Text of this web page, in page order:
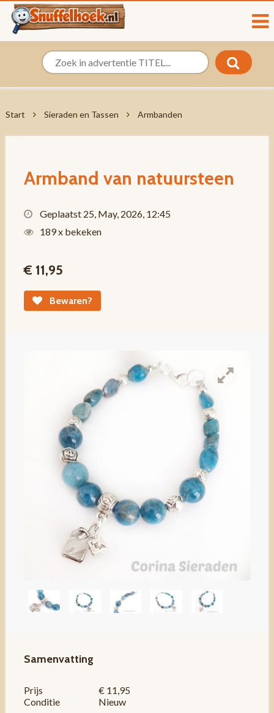
Start Sieraden en Tassen Armbanden
Armband van natuursteen
Geplaatst 25, May, 2026, 12:45
189 x bekeken
€ 11,95
Bewaren?
Samenvatting
Prijs
€ 11,95
Conditie
Nieuw